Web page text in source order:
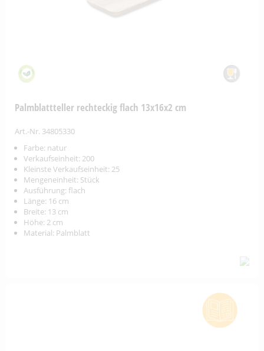
Palmblattteller rechteckig flach 13x16x2 cm
Art.-Nr. 34805330
Farbe: natur
Verkaufseinheit: 200
Kleinste Verkaufseinheit: 25
Mengeneinheit: Stück
Ausführung: flach
Länge: 16 cm
Breite: 13 cm
Höhe: 2 cm
Material: Palmblatt